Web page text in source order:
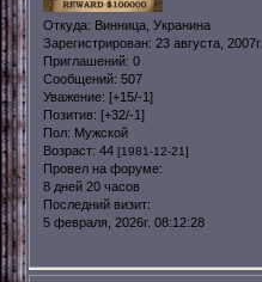
Откуда: Винница, Укранина
Зарегистрирован: 23 августа, 2007г.
Приглашений: 0
Сообщений: 507
Уважение: [+15/-1]
Позитив: [+32/-1]
Пол: Мужской
Возраст: 44 [1981-12-21]
Провел на форуме:
8 дней 20 часов
Последний визит:
5 февраля, 2026г. 08:12:28